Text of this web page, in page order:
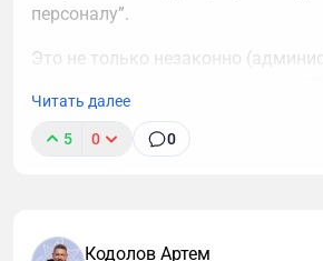
персоналу”.
Это не только незаконно
превышение полномочий), но и
штрафам для заведения по КоАП
— это ключевой аргумент для
Читать далее
5 0 0
Кодолов Артем